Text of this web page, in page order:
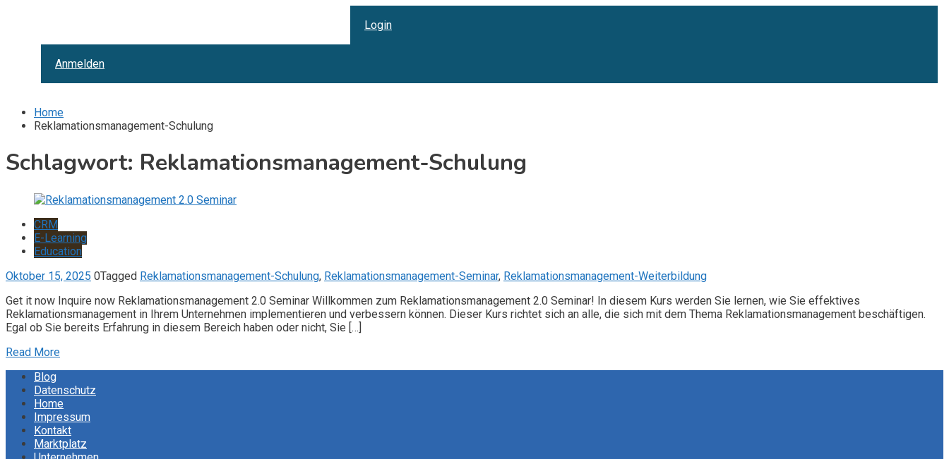
Login
Anmelden
Home
Reklamationsmanagement-Schulung
Schlagwort: Reklamationsmanagement-Schulung
CRM
E-Learning
Education
Oktober 15, 2025 0Tagged Reklamationsmanagement-Schulung, Reklamationsmanagement-Seminar, Reklamationsmanagement-Weiterbildung
Get it now Inquire now Reklamationsmanagement 2.0 Seminar Willkommen zum Reklamationsmanagement 2.0 Seminar! In diesem Kurs werden Sie lernen, wie Sie effektives
Reklamationsmanagement in Ihrem Unternehmen implementieren und verbessern können. Dieser Kurs richtet sich an alle, die sich mit dem Thema Reklamationsmanagement beschäftigen.
Egal ob Sie bereits Erfahrung in diesem Bereich haben oder nicht, Sie […]
Read More
Blog
Datenschutz
Home
Impressum
Kontakt
Marktplatz